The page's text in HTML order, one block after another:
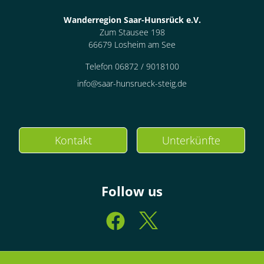
Wanderregion Saar-Hunsrück e.V.
Zum Stausee 198
66679 Losheim am See
Telefon 06872 / 9018100
info@saar-hunsrueck-steig.de
Kontakt Unterkünfte
Follow us